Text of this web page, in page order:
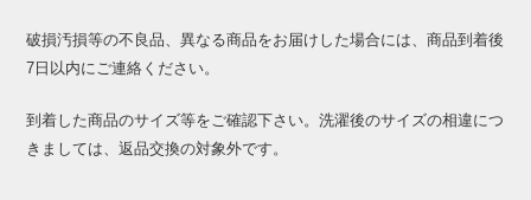
破損汚損等の不良品、異なる商品をお届けした場合には、商品到着後
7日以内にご連絡ください。
到着した商品のサイズ等をご確認下さい。洗濯後のサイズの相違につ
きましては、返品交換の対象外です。